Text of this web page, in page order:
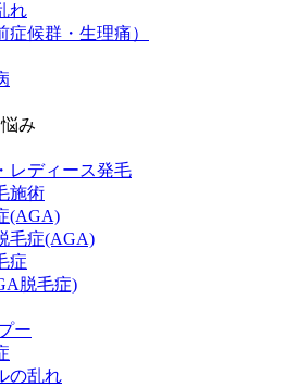
れ
症候群・生理痛）
み
レディース発毛
施術
(AGA)
毛症(AGA)
症
脱毛症)
ー
の乱れ